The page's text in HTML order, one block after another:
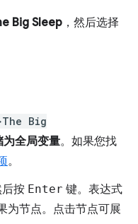
Big Sleep ，然后选择
Big
为全局变量。如果您找
。
后按 Enter 键。表达式
为节点。点击节点可展